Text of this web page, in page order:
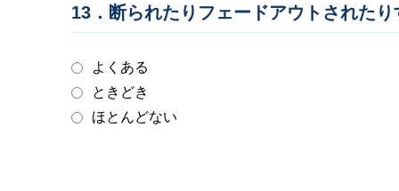
13．断られたりフェードアウトされた
よくある
ときどき
ほとんどない